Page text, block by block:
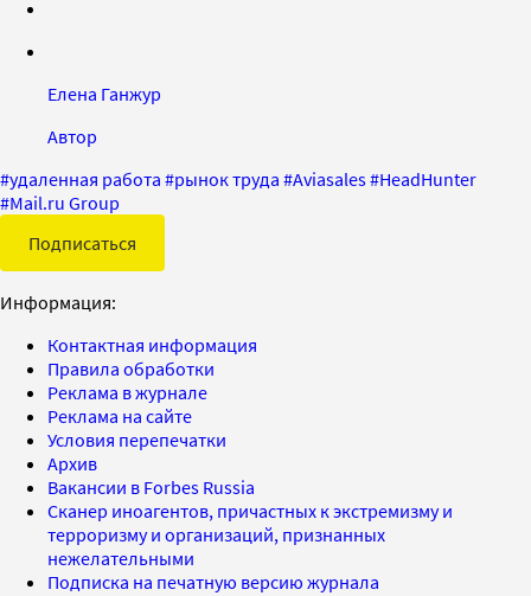
Елена Ганжур
Автор
#удаленная работа #рынок труда #Aviasales#HeadHunter
#Mail.ru Group
Подписаться
Информация:
Контактная информация
Правила обработки
Реклама в журнале
Реклама на сайте
Условия перепечатки
Архив
Вакансии в Forbes Russia
Сканер иноагентов, причастных к экстремизму и
терроризму и организаций, признанных
нежелательными
Подписка на печатную версию журнала